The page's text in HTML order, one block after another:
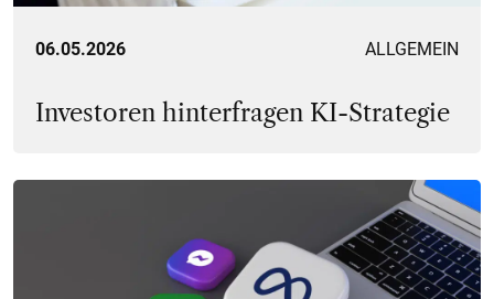
06.05.2026 ALLGEMEIN
Investoren hinterfragen KI-Strategie